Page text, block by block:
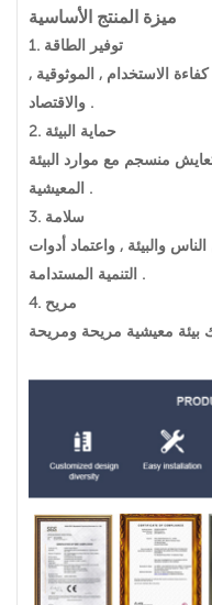
ميزة المنتج الأساسية
1. توفير الطاقة
الاستخدام , الموثوقية ,
والاقتصاد .
2. حماية البيئة
منسجم مع موارد البيئة
المعيشية .
3. سلامة
والبيئة , واعتماد أدوات
التنمية المستدامة .
4. مريح